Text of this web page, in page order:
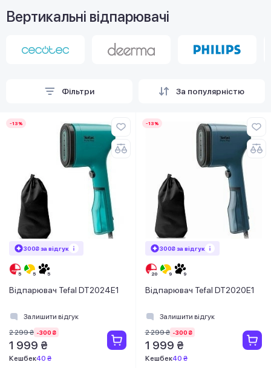
Вертикальні відпарювачі
Фільтри За популярністю
-13%
300₴ за відгук
Відпарювач Tefal DT2024E1
Залишити відгук
2 299 ₴ -300 ₴
1 999 ₴
Кешбек40 ₴
-13%
300₴ за відгук
Відпарювач Tefal DT2020E1
Залишити відгук
2 299 ₴ -300 ₴
1 999 ₴
Кешбек40 ₴